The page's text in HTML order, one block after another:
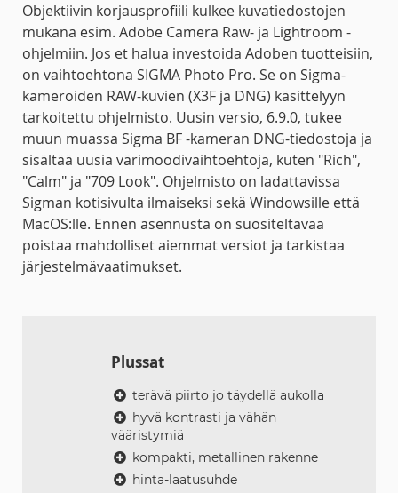
Objektiivin korjausprofiili kulkee kuvatiedostojen
mukana esim. Adobe Camera Raw- ja Lightroom -
ohjelmiin. Jos et halua investoida Adoben tuotteisiin,
on vaihtoehtona SIGMA Photo Pro. Se on Sigma-
kameroiden RAW-kuvien (X3F ja DNG) käsittelyyn
tarkoitettu ohjelmisto. Uusin versio, 6.9.0, tukee
muun muassa Sigma BF -kameran DNG-tiedostoja ja
sisältää uusia värimoodivaihtoehtoja, kuten "Rich",
"Calm" ja "709 Look". Ohjelmisto on ladattavissa
Sigman kotisivulta ilmaiseksi sekä Windowsille että
MacOS:lle. Ennen asennusta on suositeltavaa
poistaa mahdolliset aiemmat versiot ja tarkistaa
järjestelmävaatimukset.
Plussat
terävä piirto jo täydellä aukolla
hyvä kontrasti ja vähän
vääristymiä
kompakti, metallinen rakenne
hinta-laatusuhde